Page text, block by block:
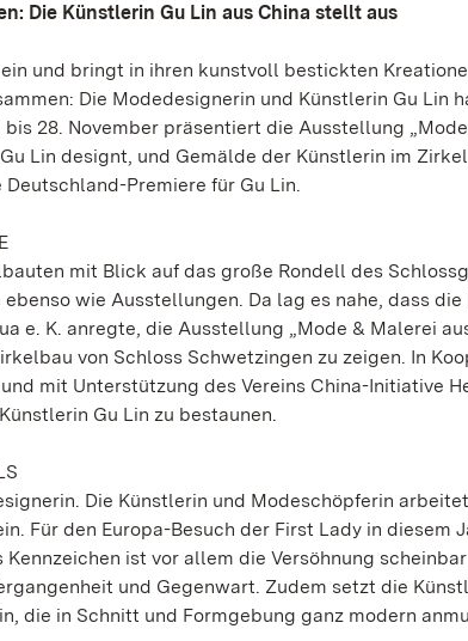
Die Künstlerin Gu Lin aus China stellt aus
und bringt in ihren kunstvoll bestickten
Die Modedesignerin und Künstlerin Gu Lin
28. November präsentiert die Ausstellung
Lin designt, und Gemälde der Künstlerin im
Premiere für Gu Lin.
mit Blick auf das große Rondell des
wie Ausstellungen. Da lag es nahe, dass
e. K. anregte, die Ausstellung „Mode & Malerei
von Schloss Schwetzingen zu zeigen. In
mit Unterstützung des Vereins China-Initiative
Gu Lin zu bestaunen.
Die Künstlerin und Modeschöpferin
Für den Europa-Besuch der First Lady in diesem
ist vor allem die Versöhnung
und Gegenwart. Zudem setzt die
die in Schnitt und Formgebung ganz modern